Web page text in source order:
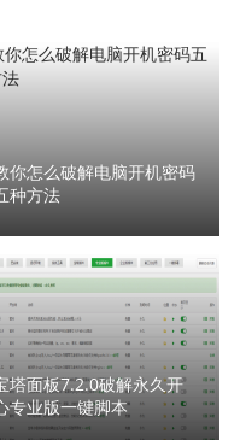
你怎么破解电脑开机密码
种方法
塔面板7.2.0破解永久开
专业版一键脚本